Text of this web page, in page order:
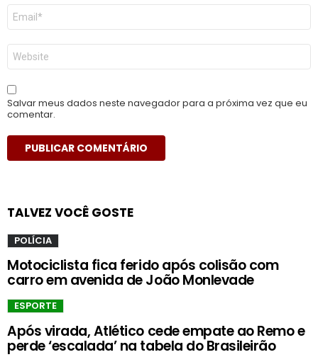
E-
mail
*
Site
Salvar meus dados neste navegador para a próxima vez que eu
comentar.
TALVEZ VOCÊ GOSTE
POLÍCIA
Motociclista fica ferido após colisão com
carro em avenida de João Monlevade
ESPORTE
Após virada, Atlético cede empate ao Remo e
perde ‘escalada’ na tabela do Brasileirão